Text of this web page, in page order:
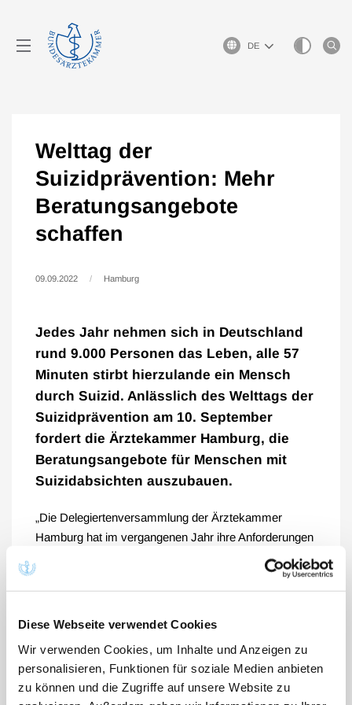
Diese Webseite verwendet Cookies
Wir verwenden Cookies, um Inhalte und Anzeigen zu
personalisieren, Funktionen für soziale Medien anbieten
zu können und die Zugriffe auf unsere Website zu
Sprachauswahl
Welttag der
Suizidprävention: Mehr
Beratungsangebote
schaffen
09.09.2022 Hamburg
Jedes Jahr nehmen sich in Deutschland
rund 9.000 Personen das Leben, alle 57
Minuten stirbt hierzulande ein Mensch
durch Suizid. Anlässlich des Welttags der
Suizidprävention am 10. September
fordert die Ärztekammer Hamburg, die
Beratungsangebote für Menschen mit
Suizidabsichten auszubauen.
„Die Delegiertenversammlung der Ärztekammer
Hamburg hat im vergangenen Jahr ihre Anforderungen
an eine gesetzliche Neuregelung der Sterbehilfe
formuliert. Dabei kommt der Prävention von Suiziden
und der Beratung von Sterbewilligen ein großer
Hamburg an eine gesetzliche Neuregelung der
Sterbehilfe wurden im Mai 2021 auch vom Deutschen
Ärztetag beschlossen.